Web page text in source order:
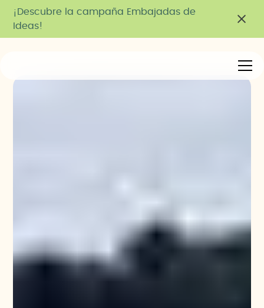
¡Descubre la campaña Embajadas de
Ideas!